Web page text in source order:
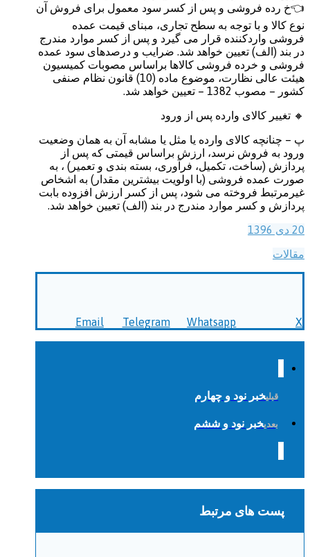
👈خ رده فروشی و پس از کسر سود معمول برای فروش آن
نوع کالا و با توجه به سطح تجاری، مبنای قیمت عمده
فروشی واردکننده قرار می گیرد و پس از کسر موارد مندرج
در بند (الف) تعیین خواهد شد. ضرایب و درصدهای سود عمده
فروشی و خرده فروشی کالاها براساس مصوبات کمیسیون
هیئت عالی نظارت، موضوع ماده (10) قانون نظام صنفی
کشور – مصوب 1382 – تعیین خواهد شد.
🔸 تغییر کالای وارده پس از ورود
پ – چنانچه کالای وارده یا مثل یا مشابه آن به همان وضعیت
ورود به فروش نرسد، ارزش براساس قیمتی که پس از
پردازش (ساخت، تکمیل، فرآوری، بسته بندی و تعمیر) ، به
صورت عمده فروشی (با اولویت بیشترین مقدار) به اشخاص
غیرمرتبط فروخته می شود، پس از کسر ارزش افزوده بابت
پردازش و کسر موارد مندرج در بند (الف) تعیین خواهد شد.
20 دی 1396
مقالات
X
Whatsapp
Telegram
Email
قبلیخبر نود و چهارم
بعدیخبر نود و ششم
پست های مرتبط